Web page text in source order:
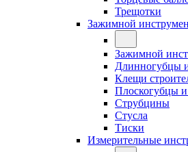
Трещотки
Зажимной
Зажимной
Длинногубцы
Клещи
Плоскогубцы
Струбцины
Стусла
Тиски
Измерительные